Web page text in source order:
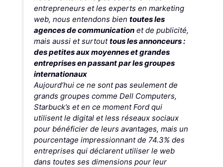
entrepreneurs et les experts en marketing
web, nous entendons bien toutes les
agences de communicationet de publicité,
mais aussi et surtouttous les annonceurs :
des petites aux moyennes et grandes
entreprises en passant par les groupes
internationaux
Aujourd’hui ce ne sont pas seulement de
grands groupes comme Dell Computers,
Starbuck’s et en ce moment Ford qui
utilisent le digital et less réseaux sociaux
pour bénéficier de leurs avantages, mais un
pourcentage impressionnant de 74.3% des
entreprises qui déclarent utiliser le web
dans toutes ses dimensions pour leur